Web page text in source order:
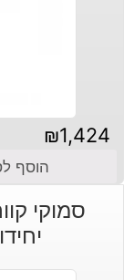
₪1,424
הוסף